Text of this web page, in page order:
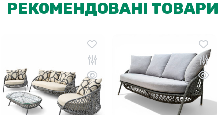
РЕКОМЕНДОВАНІ ТОВАРИ